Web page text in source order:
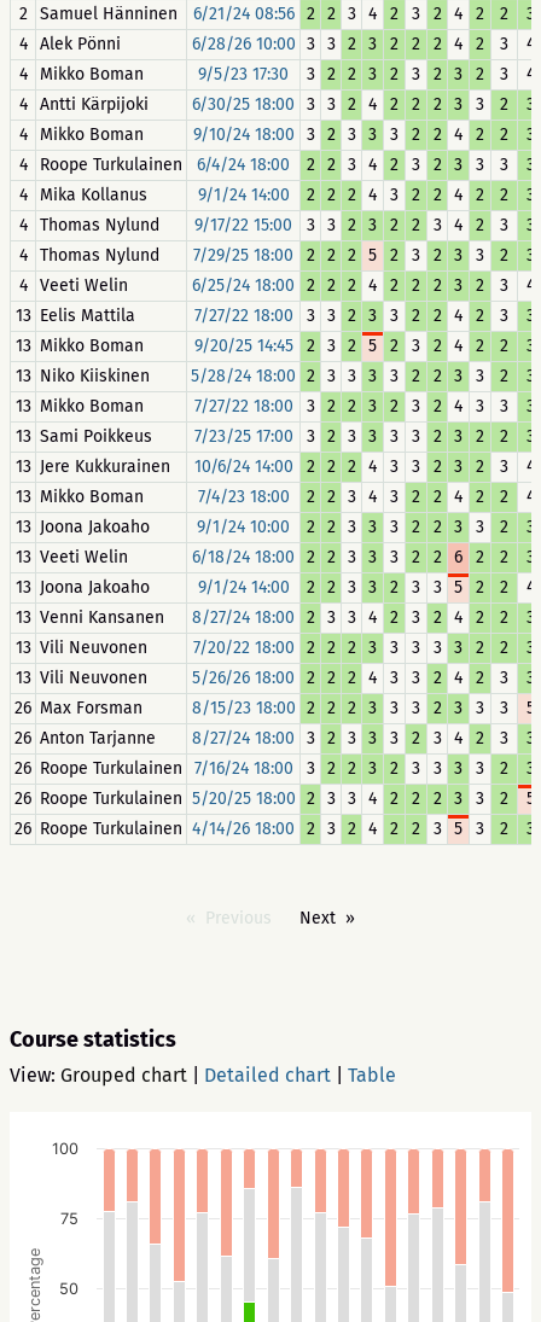
2
Samuel Hänninen 6/21/24 08:56 2 2 3 4 2 3 2 4 2 2
3
4
Alek Pönni 6/28/26 10:00 3 3 2 3 2 2 2 4 2 3
4
4
Mikko Boman 9/5/23 17:30 3 2 2 3 2 3 2 3 2 3
4
4
Antti Kärpijoki 6/30/25 18:00 3 3 2 4 2 2 2 3 3 2
3
4
Mikko Boman 9/10/24 18:00 3 2 3 3 3 2 2 4 2 2
3
4
Roope Turkulainen 6/4/24 18:00 2 2 3 4 2 3 2 3 3 3
3
4
Mika Kollanus 9/1/24 14:00 2 2 2 4 3 2 2 4 2 2
3
4
Thomas Nylund 9/17/22 15:00 3 3 2 3 2 2 3 4 2 3
3
4
Thomas Nylund 7/29/25 18:00 2 2 2 5 2 3 2 3 3 2
3
4
Veeti Welin 6/25/24 18:00 2 2 2 4 2 2 2 3 2 3
4
13 Eelis Mattila 7/27/22 18:00 3 3 2 3 3 2 2 4 2 3
3
13 Mikko Boman 9/20/25 14:45 2 3 2 5 2 3 2 4 2 2
3
13 Niko Kiiskinen 5/28/24 18:00 2 3 3 3 3 2 2 3 3 2
3
13 Mikko Boman 7/27/22 18:00 3 2 2 3 2 3 2 4 3 3
3
13 Sami Poikkeus 7/23/25 17:00 3 2 3 3 3 3 2 3 2 2
3
13 Jere Kukkurainen 10/6/24 14:00 2 2 2 4 3 3 2 3 2 3
4
13 Mikko Boman 7/4/23 18:00 2 2 3 4 3 2 2 4 2 2
4
13 Joona Jakoaho 9/1/24 10:00 2 2 3 3 3 2 2 3 3 2
3
13 Veeti Welin 6/18/24 18:00 2 2 3 3 3 2 2 6 2 2
3
13 Joona Jakoaho 9/1/24 14:00 2 2 3 3 2 3 3 5 2 2
4
13 Venni Kansanen 8/27/24 18:00 2 3 3 4 2 3 2 4 2 2
3
13 Vili Neuvonen 7/20/22 18:00 2 2 2 3 3 3 3 3 2 2
3
13 Vili Neuvonen 5/26/26 18:00 2 2 2 4 3 3 2 4 2 3
3
26 Max Forsman 8/15/23 18:00 2 2 2 3 3 3 2 3 3 3
5
26 Anton Tarjanne 8/27/24 18:00 3 2 3 3 3 2 3 4 2 3
3
26 Roope Turkulainen 7/16/24 18:00 3 2 2 3 2 3 3 3 3 2
3
26 Roope Turkulainen 5/20/25 18:00 2 3 3 4 2 2 2 3 3 2
5
26 Roope Turkulainen 4/14/26 18:00 2 3 2 4 2 2 3 5 3 2 3
Previous Next
Course statistics
View: Grouped chart Detailed chart Table
Percentage 50
75
100